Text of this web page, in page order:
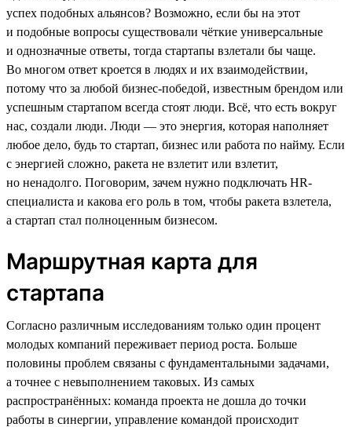
успех подобных альянсов? Возможно, если бы на этот
и подобные вопросы существовали чёткие универсальные
и однозначные ответы, тогда стартапы взлетали бы чаще.
Во многом ответ кроется в людях и их взаимодействии,
потому что за любой бизнес-победой, известным брендом или
успешным стартапом всегда стоят люди. Всё, что есть вокруг
нас, создали люди. Люди — это энергия, которая наполняет
любое дело, будь то стартап, бизнес или работа по найму. Если
с энергией сложно, ракета не взлетит или взлетит,
но ненадолго. Поговорим, зачем нужно подключать HR-
специалиста и какова его роль в том, чтобы ракета взлетела,
а стартап стал полноценным бизнесом.
Маршрутная карта для
стартапа
Согласно различным исследованиям только один процент
молодых компаний переживает период роста. Больше
половины проблем связаны с фундаментальными задачами,
а точнее с невыполнением таковых. Из самых
распространённых: команда проекта не дошла до точки
работы в синергии, управление командой происходит